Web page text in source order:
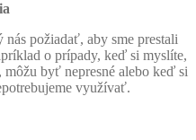
požiadať, aby sme prestali
o prípady, keď si myslíte,
môžu byť nepresné alebo keď si
využívať.